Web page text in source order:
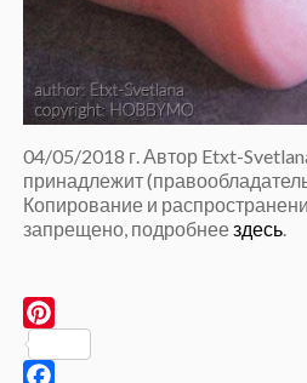
04/05/2018 г. Автор Etxt-
принадлежит
Копирование и
запрещено, подробнеездесь.